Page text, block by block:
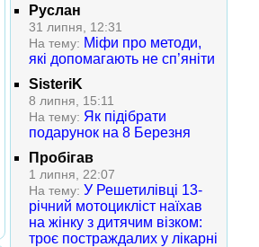
Руслан
31 липня, 12:31
На тему: Міфи про методи,
які допомагають не сп’яніти
SisteriK
8 липня, 15:11
На тему: Як підібрати
подарунок на 8 Березня
Пробігав
1 липня, 22:07
На тему: У Решетилівці 13-
річний мотоцикліст наїхав
на жінку з дитячим візком:
троє постраждалих у лікарні